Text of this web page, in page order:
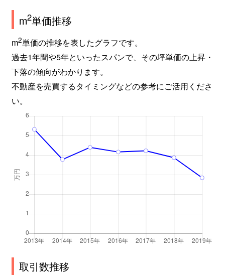
m2単価推移
m2単価の推移を表したグラフです。
過去1年間や5年といったスパンで、その坪単価の上昇・
下落の傾向がわかります。
不動産を売買するタイミングなどの参考にご活用くださ
い。
取引数推移